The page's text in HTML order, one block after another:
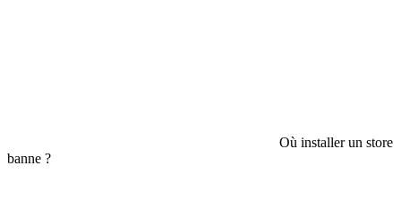
Où installer un store
banne ?